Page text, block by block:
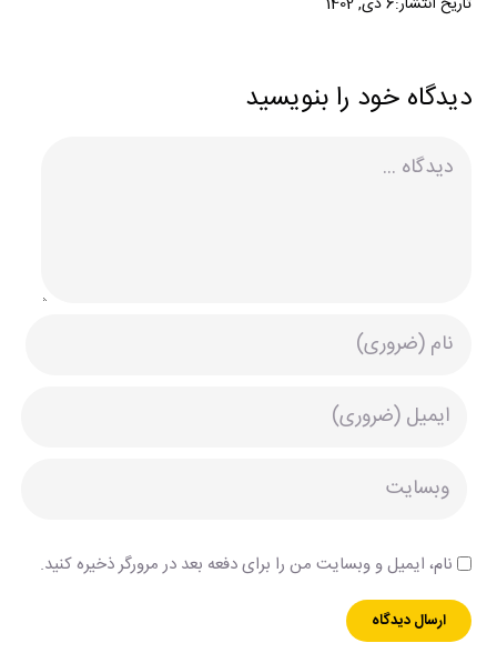
دیدگاه خود را بنویسید
نام، ایمیل و وبسایت من را برای دفعه بعد در مرورگر ذخیره کنید.